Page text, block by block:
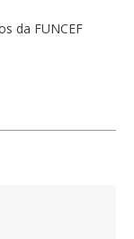
da FUNCEF